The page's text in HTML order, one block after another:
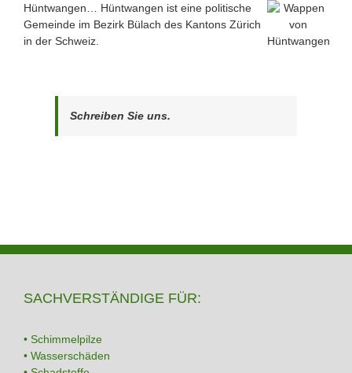
Hüntwangen… Hüntwangen ist eine politische
Gemeinde im Bezirk Bülach des Kantons Zürich
in der Schweiz.
Schreiben Sie uns.
SACHVERSTÄNDIGE FÜR:
• Schimmelpilze
• Wasserschäden